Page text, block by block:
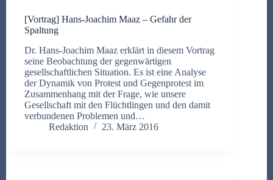
[Vortrag] Hans-Joachim Maaz – Gefahr der
Spaltung
Dr. Hans-Joachim Maaz erklärt in diesem Vortrag
seine Beobachtung der gegenwärtigen
gesellschaftlichen Situation. Es ist eine Analyse
der Dynamik von Protest und Gegenprotest im
Zusammenhang mit der Frage, wie unsere
Gesellschaft mit den Flüchtlingen und den damit
verbundenen Problemen und…
Redaktion
23. März 2016